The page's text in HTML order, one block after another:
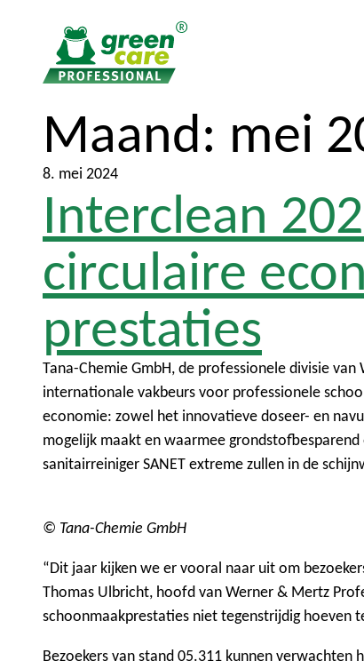
Maand: mei
8. mei 2024
Interclean
circulaire
prestaties
Tana-Chemie GmbH, de professionele divisie
internationale vakbeurs voor professionele
economie: zowel het innovatieve doseer- en
mogelijk maakt en waarmee
sanitairreiniger SANET extreme zullen in de
© Tana-Chemie GmbH
“Dit jaar kijken we er vooral naar uit om
Thomas Ulbricht, hoofd van Werner & Mertz
schoonmaakprestaties niet tegenstrijdig hoeven
Bezoekers van stand 05.311 kunnen